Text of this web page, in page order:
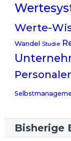
Werte-
Wandel Studie
Bisherige